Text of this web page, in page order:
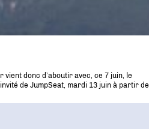
vient donc d’aboutir avec, ce 7 juin, le
de JumpSeat, mardi 13 juin à partir de